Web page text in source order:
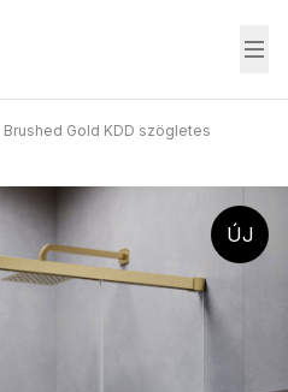
Brushed Gold KDD szögletes
ÚJ